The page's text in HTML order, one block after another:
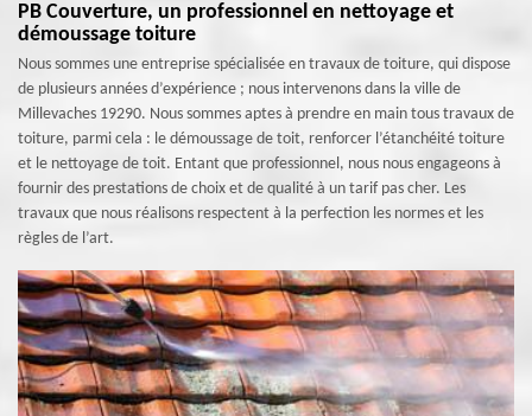
PB Couverture, un professionnel en nettoyage et
démoussage toiture
Nous sommes une entreprise spécialisée en travaux de toiture, qui dispose
de plusieurs années d’expérience ; nous intervenons dans la ville de
Millevaches 19290. Nous sommes aptes à prendre en main tous travaux de
toiture, parmi cela : le démoussage de toit, renforcer l’étanchéité toiture
et le nettoyage de toit. Entant que professionnel, nous nous engageons à
fournir des prestations de choix et de qualité à un tarif pas cher. Les
travaux que nous réalisons respectent à la perfection les normes et les
règles de l’art.